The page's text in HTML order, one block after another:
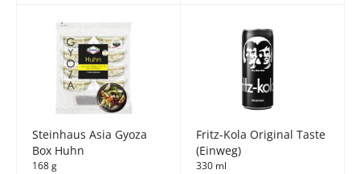
Steinhaus Asia Gyoza
Box Huhn
168 g
Fritz-Kola Original Taste
(Einweg)
330 ml